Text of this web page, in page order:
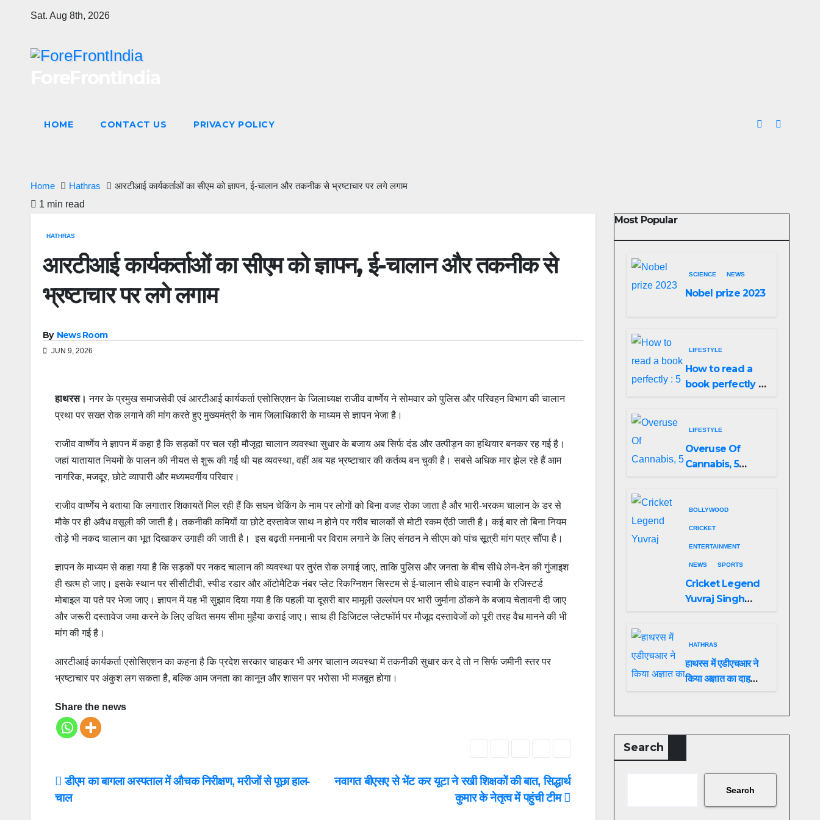
Sat. Aug 8th, 2026
HOME CONTACT US PRIVACY POLICY
Home Hathras
आरटीआई कार्यकर्ताओं का सीएम को ज्ञापन, ई-चालान और तकनीक से भ्रष्टाचार पर लगे लगाम
1 min read
HATHRAS
आरटीआई कार्यकर्ताओं का सीएम को ज्ञापन, ई-चालान और तकनीक से
भ्रष्टाचार पर लगे लगाम
By News Room
JUN 9, 2026
हाथरस। नगर के प्रमुख समाजसेवी एवं आरटीआई कार्यकर्ता एसोसिएशन के जिलाध्यक्ष राजीव वार्ष्णेय ने सोमवार को पुलिस और परिवहन विभाग की चालान
प्रथा पर सख्त रोक लगाने की मांग करते हुए मुख्यमंत्री के नाम जिलाधिकारी के माध्यम से ज्ञापन भेजा है।
राजीव वार्ष्णेय ने ज्ञापन में कहा है कि सड़कों पर चल रही मौजूदा चालान व्यवस्था सुधार के बजाय अब सिर्फ दंड और उत्पीड़न का हथियार बनकर रह गई है।
जहां यातायात नियमों के पालन की नीयत से शुरू की गई थी यह व्यवस्था, वहीं अब यह भ्रष्टाचार की कर्तव्य बन चुकी है। सबसे अधिक मार झेल रहे हैं आम
नागरिक, मजदूर, छोटे व्यापारी और मध्यमवर्गीय परिवार।
राजीव वार्ष्णेय ने बताया कि लगातार शिकायतें मिल रही हैं कि सघन चेकिंग के नाम पर लोगों को बिना वजह रोका जाता है और भारी-भरकम चालान के डर से
मौके पर ही अवैध वसूली की जाती है। तकनीकी कमियों या छोटे दस्तावेज साथ न होने पर गरीब चालकों से मोटी रकम ऐंठी जाती है। कई बार तो बिना नियम
तोड़े भी नकद चालान का भूत दिखाकर उगाही की जाती है। इस बढ़ती मनमानी पर विराम लगाने के लिए संगठन ने सीएम को पांच सूत्री मांग पत्र सौंपा है।
ज्ञापन के माध्यम से कहा गया है कि सड़कों पर नकद चालान की व्यवस्था पर तुरंत रोक लगाई जाए, ताकि पुलिस और जनता के बीच सीधे लेन-देन की गुंजाइश
ही खत्म हो जाए। इसके स्थान पर सीसीटीवी, स्पीड रडार और ऑटोमैटिक नंबर प्लेट रिकग्निशन सिस्टम से ई-चालान सीधे वाहन स्वामी के रजिस्टर्ड
मोबाइल या पते पर भेजा जाए। ज्ञापन में यह भी सुझाव दिया गया है कि पहली या दूसरी बार मामूली उल्लंघन पर भारी जुर्माना ठोंकने के बजाय चेतावनी दी जाए
और जरूरी दस्तावेज जमा करने के लिए उचित समय सीमा मुहैया कराई जाए। साथ ही डिजिटल प्लेटफॉर्म पर मौजूद दस्तावेजों को पूरी तरह वैध मानने की भी
मांग की गई है।
आरटीआई कार्यकर्ता एसोसिएशन का कहना है कि प्रदेश सरकार चाहकर भी अगर चालान व्यवस्था में तकनीकी सुधार कर दे तो न सिर्फ जमीनी स्तर पर
भ्रष्टाचार पर अंकुश लग सकता है, बल्कि आम जनता का कानून और शासन पर भरोसा भी मजबूत होगा।
Share the news
Post
navigation
नवागत बीएसए से भेंट कर यूटा ने रखी शिक्षकों की बात, सिद्धार्थ
कुमार के नेतृत्व में पहुंची टीम
डीएम का बागला अस्पताल में औचक निरीक्षण, मरीजों से पूछा हाल-
चाल
Most Popular
SCIENCE NEWS
Nobel prize 2023
LIFESTYLE
How to read a
book perfectly :
LIFESTYLE
Overuse Of
Cannabis, 5
And Heart
Failure, Study
BOLLYWOOD
CRICKET
ENTERTAINMENT
NEWS SPORTS
Cricket Legend
Yuvraj Singh
Preview of the
Film Celebrating
His Legacy
HATHRAS
हाथरस में एडीएचआर ने
किया अज्ञात का दाह
Search
Search